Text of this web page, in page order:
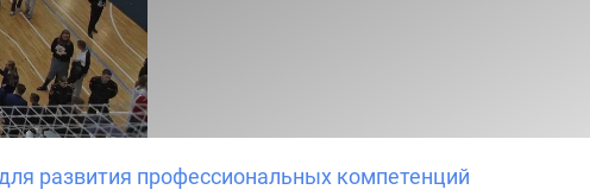
развития профессиональных компетенций